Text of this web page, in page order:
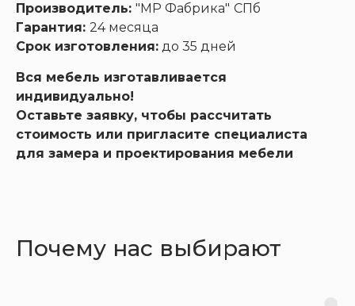
Производитель: "МР Фабрика" СПб
Гарантия: 24 месяца
Срок изготовления: до 35 дней
Вся мебель изготавливается
индивидуально!
Оставьте заявку, чтобы рассчитать
стоимость или пригласите специалиста
для замера и проектирования мебели
Почему нас выбирают